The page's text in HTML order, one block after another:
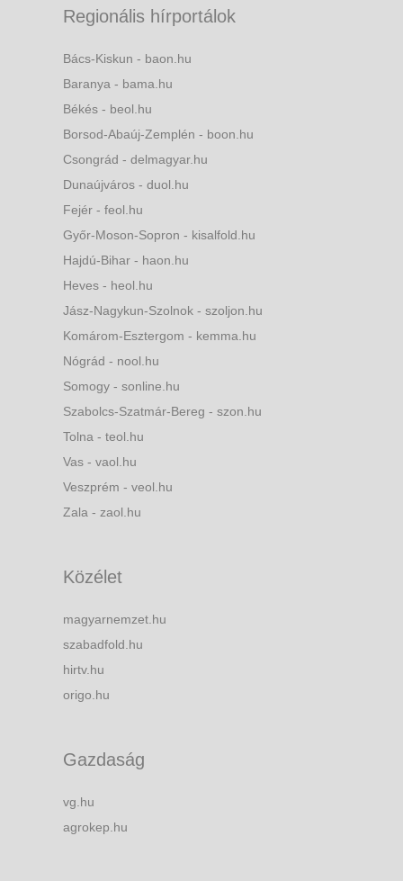
Regionális hírportálok
Bács-Kiskun - baon.hu
Baranya - bama.hu
Békés - beol.hu
Borsod-Abaúj-Zemplén - boon.hu
Csongrád - delmagyar.hu
Dunaújváros - duol.hu
Fejér - feol.hu
Győr-Moson-Sopron - kisalfold.hu
Hajdú-Bihar - haon.hu
Heves - heol.hu
Jász-Nagykun-Szolnok - szoljon.hu
Komárom-Esztergom - kemma.hu
Nógrád - nool.hu
Somogy - sonline.hu
Szabolcs-Szatmár-Bereg - szon.hu
Tolna - teol.hu
Vas - vaol.hu
Veszprém - veol.hu
Zala - zaol.hu
Közélet
magyarnemzet.hu
szabadfold.hu
hirtv.hu
origo.hu
Gazdaság
vg.hu
agrokep.hu